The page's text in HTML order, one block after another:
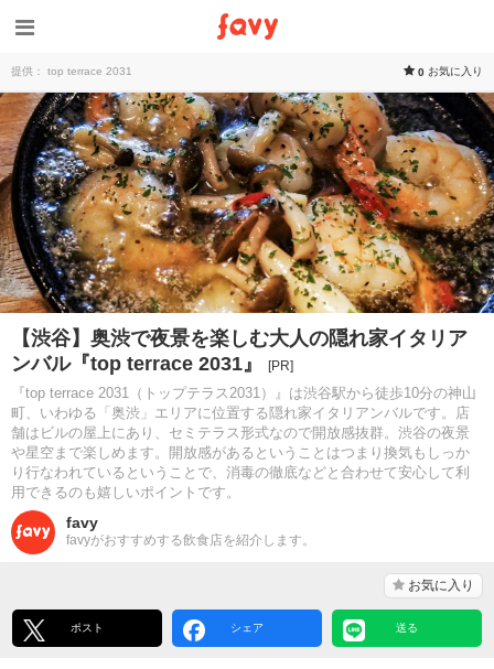
提供： top terrace 2031 0 お気に入り
【渋谷】奥渋で夜景を楽しむ大人の隠れ家イタリア
ンバル『top terrace 2031』
[PR]
『top terrace 2031（トップテラス2031）』は渋谷駅から徒歩10分の神山
町、いわゆる「奥渋」エリアに位置する隠れ家イタリアンバルです。店
舗はビルの屋上にあり、セミテラス形式なので開放感抜群。渋谷の夜景
や星空まで楽しめます。開放感があるということはつまり換気もしっか
り行なわれているということで、消毒の徹底などと合わせて安心して利
用できるのも嬉しいポイントです。
favy
favyがおすすめする飲食店を紹介します。
お気に入り
ポスト シェア 送る